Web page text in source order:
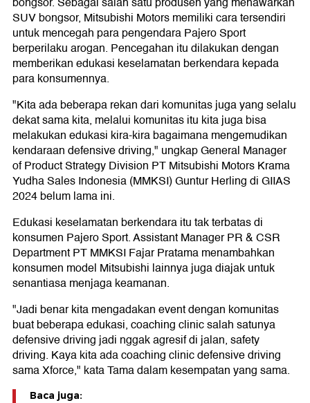
SUV bongsor, Mitsubishi Motors memiliki cara tersendiri
untuk mencegah para pengendara Pajero Sport
berperilaku arogan. Pencegahan itu dilakukan dengan
memberikan edukasi keselamatan berkendara kepada
para konsumennya.
"Kita ada beberapa rekan dari komunitas juga yang selalu
dekat sama kita, melalui komunitas itu kita juga bisa
melakukan edukasi kira-kira bagaimana mengemudikan
kendaraan defensive driving," ungkap General Manager
of Product Strategy Division PT Mitsubishi Motors Krama
Yudha Sales Indonesia (MMKSI) Guntur Herling di GIIAS
2024 belum lama ini.
Edukasi keselamatan berkendara itu tak terbatas di
konsumen Pajero Sport. Assistant Manager PR & CSR
Department PT MMKSI Fajar Pratama menambahkan
konsumen model Mitsubishi lainnya juga diajak untuk
senantiasa menjaga keamanan.
"Jadi benar kita mengadakan event dengan komunitas
buat beberapa edukasi, coaching clinic salah satunya
defensive driving jadi nggak agresif di jalan, safety
driving. Kaya kita ada coaching clinic defensive driving
sama Xforce," kata Tama dalam kesempatan yang sama.
Baca juga: